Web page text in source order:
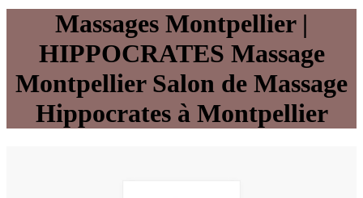
Massages Montpellier |
HIPPOCRATES Massage
Montpellier Salon de Massage
Hippocrates à Montpellier